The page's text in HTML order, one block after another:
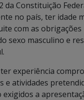
da Constituição
no país, ter idade
com as obrigações
sexo masculino e
experiência
e atividades
exigidos a